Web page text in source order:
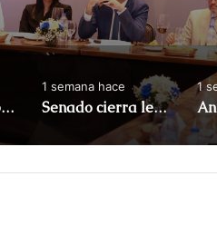
Apresan a tres por maniobras temerarias en motocicletas
1 semana hace
Senado cierra legislatura con 122 leyes aprobadas
1